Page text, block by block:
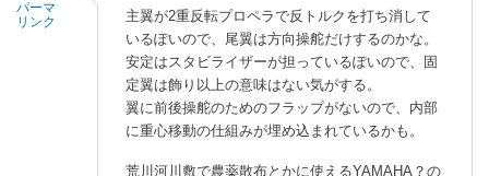
パーマ
リンク
主翼が2重反転プロペラで反トルクを打ち消して
いるぽいので、尾翼は方向操舵だけするのかな。
安定はスタビライザーが担っているぽいので、固
定翼は飾り以上の意味はない気がする。
翼に前後操舵のためのフラップがないので、内部
に重心移動の仕組みが埋め込まれているかも。
荒川河川敷で農薬散布とかに使えるYAMAHA？の